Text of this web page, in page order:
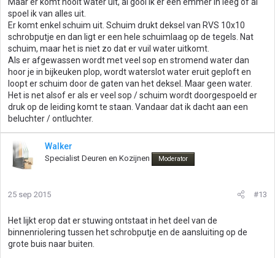
spoel ik van alles uit.
Er komt enkel schuim uit. Schuim drukt deksel van RVS 10x10
schrobputje en dan ligt er een hele schuimlaag op de tegels. Nat
schuim, maar het is niet zo dat er vuil water uitkomt.
Als er afgewassen wordt met veel sop en stromend water dan
hoor je in bijkeuken plop, wordt waterslot water eruit geploft en
loopt er schuim door de gaten van het deksel. Maar geen water.
Het is net alsof er als er veel sop / schuim wordt doorgespoeld er
druk op de leiding komt te staan. Vandaar dat ik dacht aan een
beluchter / ontluchter.
Walker
Specialist Deuren en Kozijnen Moderator
25 sep 2015 #13
Het lijkt erop dat er stuwing ontstaat in het deel van de
binnenriolering tussen het schrobputje en de aansluiting op de
grote buis naar buiten.